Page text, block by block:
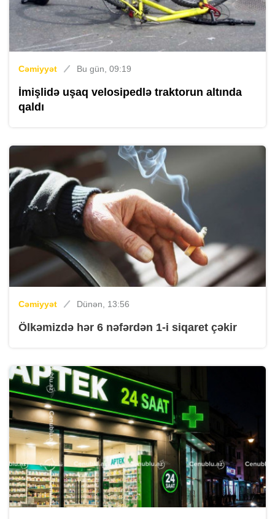
Cəmiyyət Bu gün, 09:19
İmişlidə uşaq velosipedlə traktorun altında
qaldı
Cəmiyyət Dünən, 13:56
Ölkəmizdə hər 6 nəfərdən 1-i siqaret çəkir